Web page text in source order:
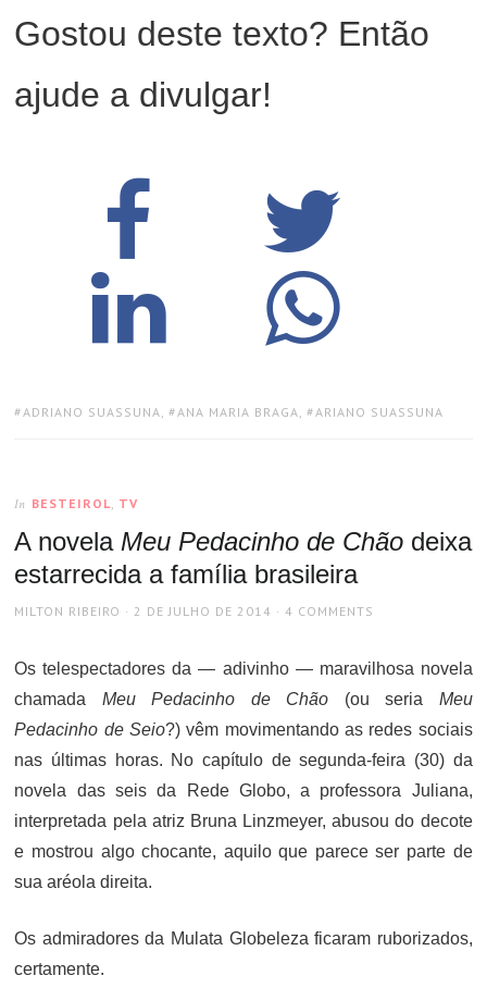
Gostou deste texto? Então
ajude a divulgar!
TAGS:
ADRIANO SUASSUNA , ANA MARIA BRAGA , ARIANO SUASSUNA
In BESTEIROL TV
A novela Meu Pedacinho de Chão deixa
estarrecida a família brasileira
AUTHOR
MILTON RIBEIRO
POSTED
2 DE JULHO DE 2014 4 COMMENTS
Os telespectadores da — adivinho — maravilhosa novela
chamada Meu Pedacinho de Chão (ou seria Meu
Pedacinho de Seio?) vêm movimentando as redes sociais
nas últimas horas. No capítulo de segunda-feira (30) da
novela das seis da Rede Globo, a professora Juliana,
interpretada pela atriz Bruna Linzmeyer, abusou do decote
e mostrou algo chocante, aquilo que parece ser parte de
sua aréola direita.
Os admiradores da Mulata Globeleza ficaram ruborizados,
certamente.